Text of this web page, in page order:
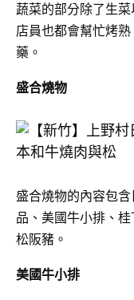
蔬菜的部分除了生
店員也都會幫忙烤
藥。
盛合燒物
盛合燒物的內容包
品、美國牛小排、
松阪豬。
美國牛小排